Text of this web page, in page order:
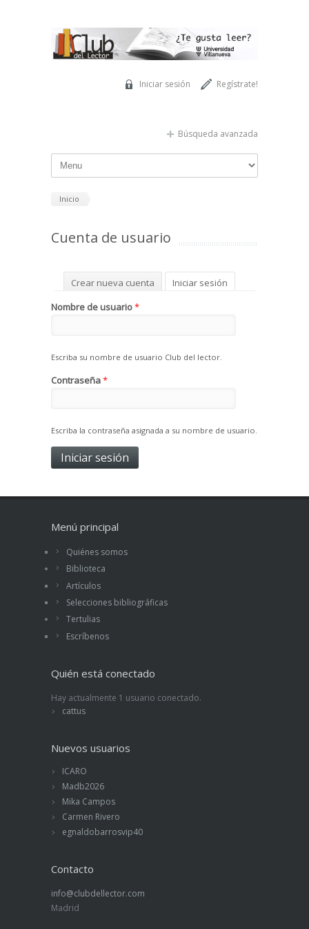
Regístrate!
Iniciar sesión
Búsqueda avanzada
Inicio
Cuenta de usuario
Solapas principales
Crear nueva cuenta Iniciar sesión
Solicitar una nueva contraseña
Nombre de usuario*
Escriba su nombre de usuario Club del lector.
Contraseña*
Escriba la contraseña asignada a su nombre de usuario.
Menú principal
Quiénes somos
Biblioteca
Artículos
Selecciones bibliográficas
Tertulias
Escríbenos
Quién está conectado
Hay actualmente 1 usuario conectado.
cattus
Nuevos usuarios
ICARO
Madb2026
Mika Campos
Carmen Rivero
egnaldobarrosvip40
Contacto
info@clubdellector.com
Madrid